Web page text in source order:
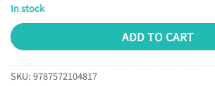
In stock
ADD TO CART
SKU: 9787572104817